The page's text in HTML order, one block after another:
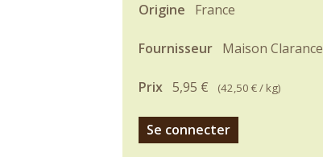
Origine France
Fournisseur Maison Clarance
Prix 5,95 € (42,50 €/ kg)
Se connecter